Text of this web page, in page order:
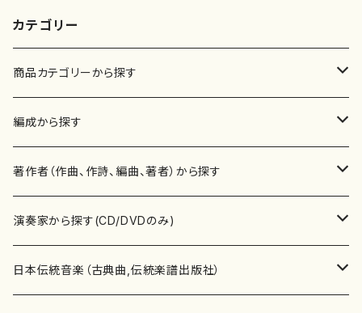
カテゴリー
商品カテゴリーから探す
楽譜
書籍
書籍
テキストブック
CD・DVD
チケット
編成から探す
邦楽器
箏・琴（ソロ）
箏・琴（合奏）
合唱
混声合唱
歌・声
著作者（作曲、作詩、編曲、著者）から探す
あ行
青木省三(アオキ ショウゾウ)
か行
演奏家から探す(CD/DVDのみ)
邦楽（箏、三味線、尺八等）演奏家
日本伝統音楽（古典曲,伝統楽譜出版社）